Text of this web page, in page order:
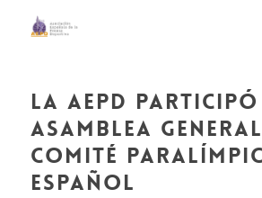
la aepd
asamblea
comité
español